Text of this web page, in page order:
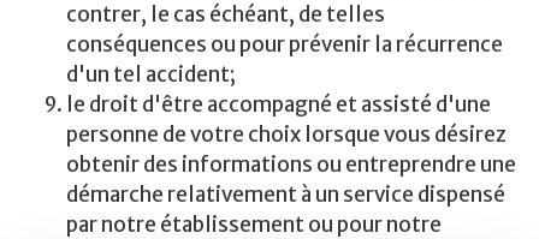
contrer, le cas échéant, de telles
conséquences ou pour prévenir la récurrence
d'un tel accident;
le droit d'être accompagné et assisté d'une
personne de votre choix lorsque vous désirez
obtenir des informations ou entreprendre une
démarche relativement à un service dispensé
par notre établissement ou pour notre